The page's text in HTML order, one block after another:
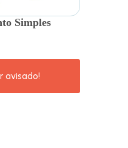
Simples